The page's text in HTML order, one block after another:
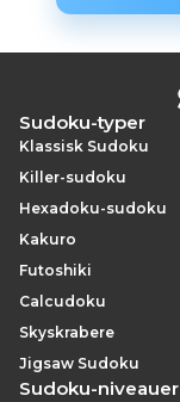
Sudoku-typer
Klassisk Sudoku
Killer-sudoku
Hexadoku-sudoku
Kakuro
Futoshiki
Calcudoku
Skyskrabere
Jigsaw Sudoku
Sudoku-niveauer